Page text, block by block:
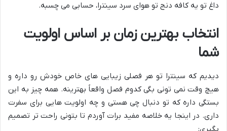
داغ تو یه کافه دنج تو هوای سرد سینترا، حسابی می چسبه.
انتخاب بهترین زمان بر اساس اولویت
شما
دیدیم که سینترا تو هر فصلی زیبایی های خاص خودش رو داره و
هیچ وقت نمی تونی بگی کدوم فصل واقعاً بهترینه. همه چیز به این
بستگی داره که تو دنبال چی هستی و چه اولویت هایی برای سفرت
داری. در اینجا یه خلاصه مفید برات آوردم تا بتونی راحت تر تصمیم
بگیری: